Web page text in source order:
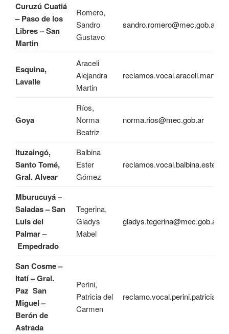
Curuzú Cuatiá
– Paso de los
Libres – San
Martin
Romero,
Sandro
Gustavo
sandro.romero@mec.gob.ar
Esquina,
Lavalle
Araceli
Alejandra
Martin
Goya
Ríos,
Norma
Beatriz
norma.rios@mec.gob.ar
Ituzaingó,
Santo Tomé,
Gral. Alvear
Balbina
Ester
Gómez
Mburucuyá –
Saladas – San
Luis del
Palmar –
Empedrado
Tegerina,
Gladys
Mabel
gladys.tegerina@mec.gob.ar
San Cosme –
Itatí – Gral.
Paz San
Miguel –
Berón de
Astrada
Perini,
Patricia del
Carmen